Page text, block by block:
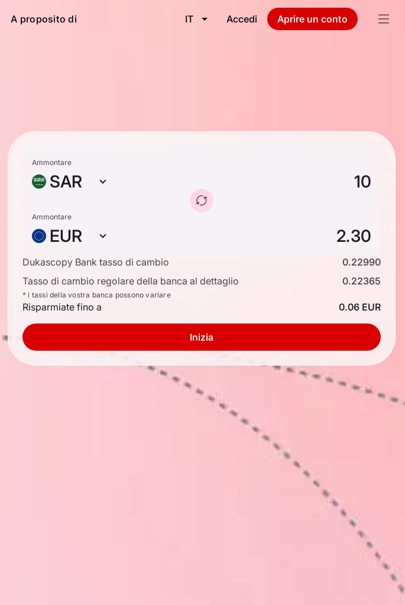
A proposito di IT Accedi Aprire un conto
Ammontare
SAR
Ammontare
EUR
Dukascopy Bank tasso di cambio
0.22990
Tasso di cambio regolare della banca al dettaglio
0.22365
* i tassi della vostra banca possono variare
Risparmiate fino a 0.06 EUR
Inizia